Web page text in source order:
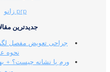
prp زانو
جدیدترین
جراحی تعویض مفصل
نحوه
ورم پا نشانه چیست؟ +